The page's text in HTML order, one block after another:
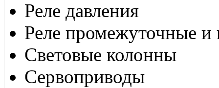
Реле давления
Реле промежуточные и
Световые колонны
Сервоприводы